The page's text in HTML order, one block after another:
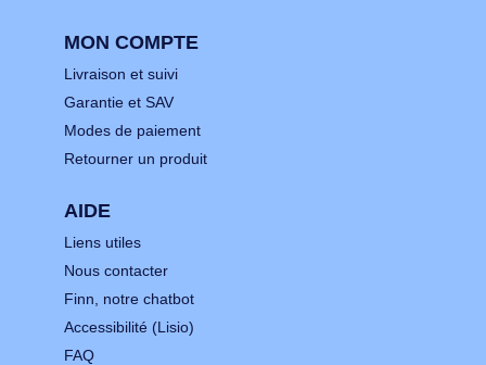
MON COMPTE
Livraison et suivi
Garantie et SAV
Modes de paiement
Retourner un produit
AIDE
Liens utiles
Nous contacter
Finn, notre chatbot
Accessibilité (Lisio)
FAQ